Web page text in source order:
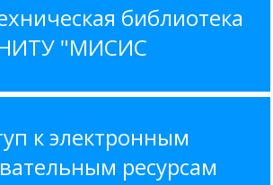
библиотека
"МИСИС
к электронным
ресурсам